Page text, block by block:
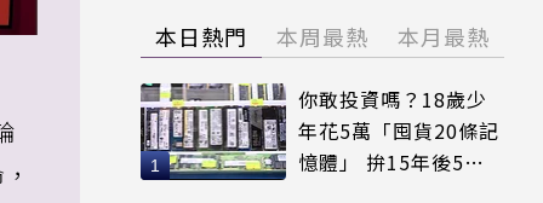
本日熱門 本周最熱 本月最熱
你敢投資嗎？18歲少
年花5萬「囤貨20條記
憶體」 拚15年後5倍